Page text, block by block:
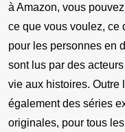
à Amazon, vous
ce que vous voulez, ce
pour les personnes en
sont lus par des
vie aux histoires. Outre
également des séries
originales, pour tous